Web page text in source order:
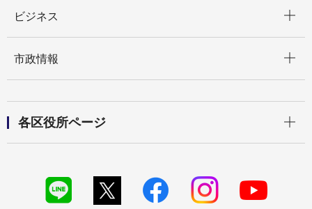
ビジネス
市政情報
各区役所ページ